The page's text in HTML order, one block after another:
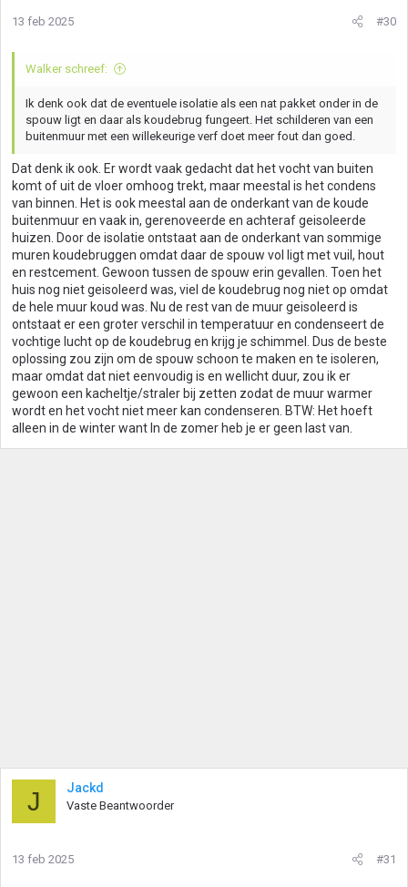
13 feb 2025 #30
Walker schreef:
Ik denk ook dat de eventuele isolatie als een nat pakket onder in de
spouw ligt en daar als koudebrug fungeert. Het schilderen van een
buitenmuur met een willekeurige verf doet meer fout dan goed.
Dat denk ik ook. Er wordt vaak gedacht dat het vocht van buiten
komt of uit de vloer omhoog trekt, maar meestal is het condens
van binnen. Het is ook meestal aan de onderkant van de koude
buitenmuur en vaak in, gerenoveerde en achteraf geisoleerde
huizen. Door de isolatie ontstaat aan de onderkant van sommige
muren koudebruggen omdat daar de spouw vol ligt met vuil, hout
en restcement. Gewoon tussen de spouw erin gevallen. Toen het
huis nog niet geisoleerd was, viel de koudebrug nog niet op omdat
de hele muur koud was. Nu de rest van de muur geisoleerd is
ontstaat er een groter verschil in temperatuur en condenseert de
vochtige lucht op de koudebrug en krijg je schimmel. Dus de beste
oplossing zou zijn om de spouw schoon te maken en te isoleren,
maar omdat dat niet eenvoudig is en wellicht duur, zou ik er
gewoon een kacheltje/straler bij zetten zodat de muur warmer
wordt en het vocht niet meer kan condenseren. BTW: Het hoeft
alleen in de winter want In de zomer heb je er geen last van.
J Jackd
Vaste Beantwoorder
13 feb 2025 #31